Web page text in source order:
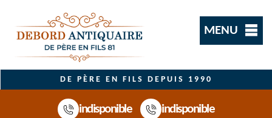
MENU
DE PÈRE EN FILS DEPUIS 1990
indisponible indisponible